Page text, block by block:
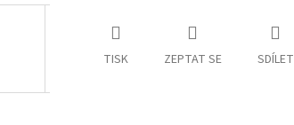
TISK ZEPTAT SE SDÍLET